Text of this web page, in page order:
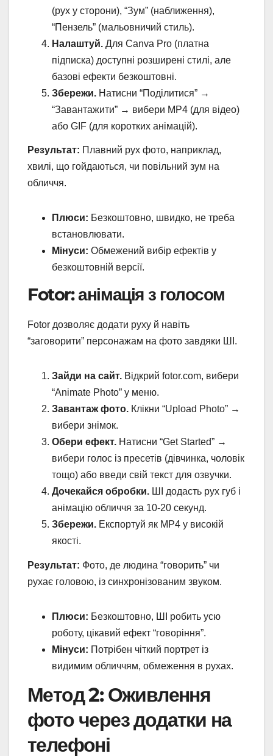
(рух у сторони), “Зум” (наближення),
“Пензель” (мальовничий стиль).
Налаштуй. Для Canva Pro (платна
підписка) доступні розширені стилі, але
базові ефекти безкоштовні.
Збережи. Натисни “Поділитися” →
“Завантажити” → вибери MP4 (для відео)
або GIF (для коротких анімацій).
Результат: Плавний рух фото, наприклад,
хвилі, що гойдаються, чи повільний зум на
обличчя.
Плюси: Безкоштовно, швидко, не треба
встановлювати.
Мінуси: Обмежений вибір ефектів у
безкоштовній версії.
Fotor: анімація з голосом
Fotor дозволяє додати руху й навіть
“заговорити” персонажам на фото завдяки ШІ.
Зайди на сайт. Відкрий fotor.com, вибери
“Animate Photo” у меню.
Завантаж фото. Клікни “Upload Photo” →
вибери знімок.
Обери ефект. Натисни “Get Started” →
вибери голос із пресетів (дівчинка, чоловік
тощо) або введи свій текст для озвучки.
Дочекайся обробки. ШІ додасть рух губ і
анімацію обличчя за 10-20 секунд.
Збережи. Експортуй як MP4 у високій
якості.
Результат: Фото, де людина “говорить” чи
рухає головою, із синхронізованим звуком.
Плюси: Безкоштовно, ШІ робить усю
роботу, цікавий ефект “говоріння”.
Мінуси: Потрібен чіткий портрет із
видимим обличчям, обмеження в рухах.
Метод 2: Оживлення
фото через додатки на
телефоні